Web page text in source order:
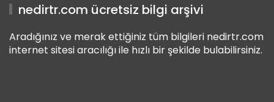
nedirtr.com ücretsiz bilgi arşivi
Aradığınız ve merak ettiğiniz tüm bilgileri nedirtr.com
internet sitesi aracılığı ile hızlı bir şekilde bulabilirsiniz.